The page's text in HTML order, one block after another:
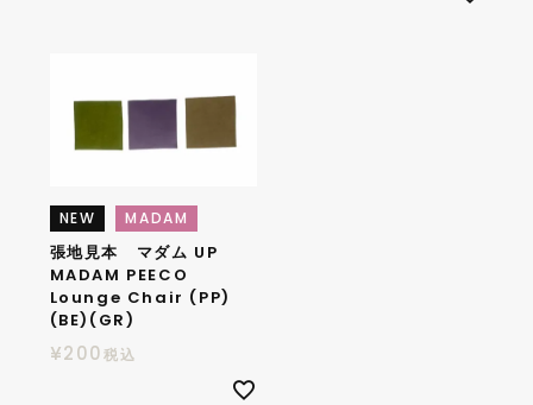
NEW MADAM
張地見本 マダム UP
MADAM PEECO
Lounge Chair (PP)
(BE)(GR)
¥200税込